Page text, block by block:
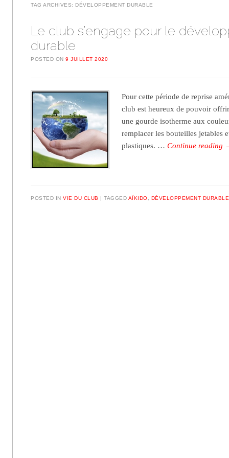
TAG ARCHIVES: DÉVELOPPEMENT DURABLE
Le club s’engage pour le
durable
POSTED ON9 JUILLET 2020
Pour cette période de reprise
club est heureux de pouvoir
une gourde isotherme aux
remplacer les bouteilles jetables
plastiques. …Continue reading
POSTED INVIE DU CLUB TAGGED AÏKIDO DÉVELOPPEMENT DURABLE